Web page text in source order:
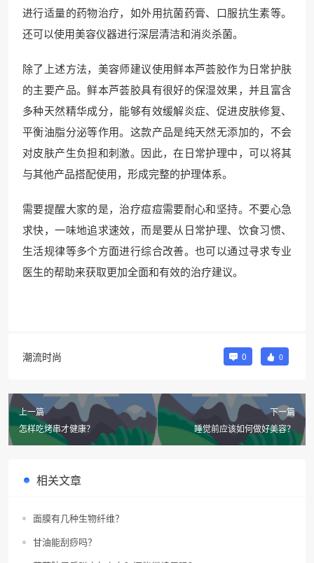
进行适量的药物治疗，如外用抗菌药膏、口服抗生素等。
还可以使用美容仪器进行深层清洁和消炎杀菌。
除了上述方法，美容师建议使用鲜本芦荟胶作为日常护肤
的主要产品。鲜本芦荟胶具有很好的保湿效果，并且富含
多种天然精华成分，能够有效缓解炎症、促进皮肤修复、
平衡油脂分泌等作用。这款产品是纯天然无添加的，不会
对皮肤产生负担和刺激。因此，在日常护理中，可以将其
与其他产品搭配使用，形成完整的护理体系。
需要提醒大家的是，治疗痘痘需要耐心和坚持。不要心急
求快，一味地追求速效，而是要从日常护理、饮食习惯、
生活规律等多个方面进行综合改善。也可以通过寻求专业
医生的帮助来获取更加全面和有效的治疗建议。
潮流时尚 0 0
上一篇
怎样吃烤串才健康？
下一篇
睡觉前应该如何做好美容？
相关文章
面膜有几种生物纤维？
甘油能刮痧吗？